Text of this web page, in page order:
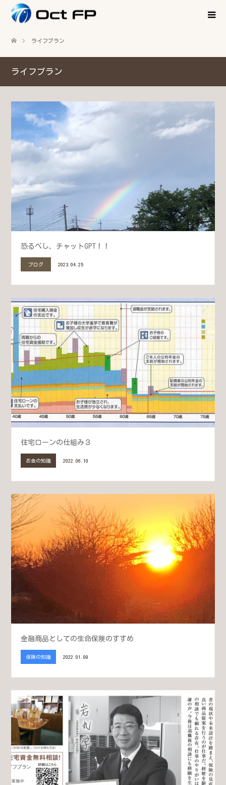
ライフプラン
ライフプラン
恐るべし、チャットGPT！！
ブログ 2023.04.25
住宅ローンの仕組み３
お金の知識 2022.06.10
金融商品としての生命保険のすすめ
保険の知識 2022.01.09